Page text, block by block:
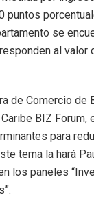
se
al
de Comercio de
BIZ
para
tema la hará
los paneles